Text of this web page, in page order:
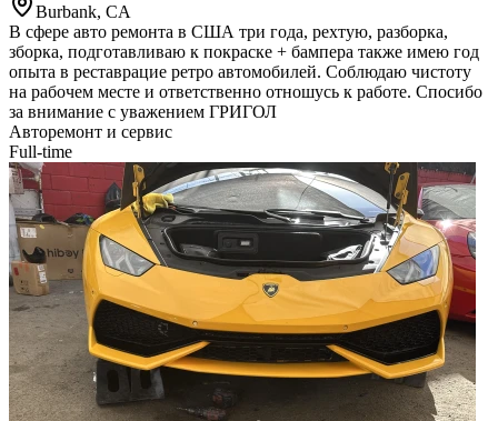
Burbank, CA
В сфере авто ремонта в США три года, рехтую, разборка,
зборка, подготавливаю к покраске + бампера также имею год
опыта в реставрацие ретро автомобилей. Соблюдаю чистоту
на рабочем месте и ответственно отношусь к работе. Спосибо
за внимание с уважением ГРИГОЛ
Авторемонт и cервис
Full-time